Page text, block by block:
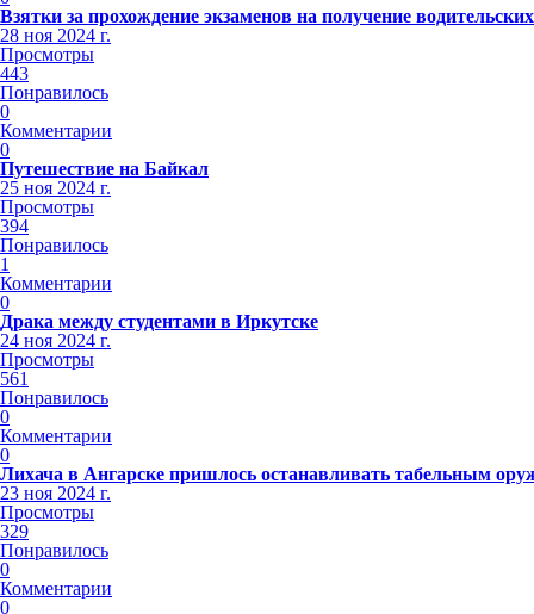
Взятки за прохождение экзаменов на получение
28 ноя 2024 г.
Просмотры
443
Понравилось
0
Комментарии
0
Путешествие на Байкал
25 ноя 2024 г.
Просмотры
394
Понравилось
1
Комментарии
0
Драка между студентами в Иркутске
24 ноя 2024 г.
Просмотры
561
Понравилось
0
Комментарии
0
Лихача в Ангарске пришлось останавливать табельным
23 ноя 2024 г.
Просмотры
329
Понравилось
0
Комментарии
0